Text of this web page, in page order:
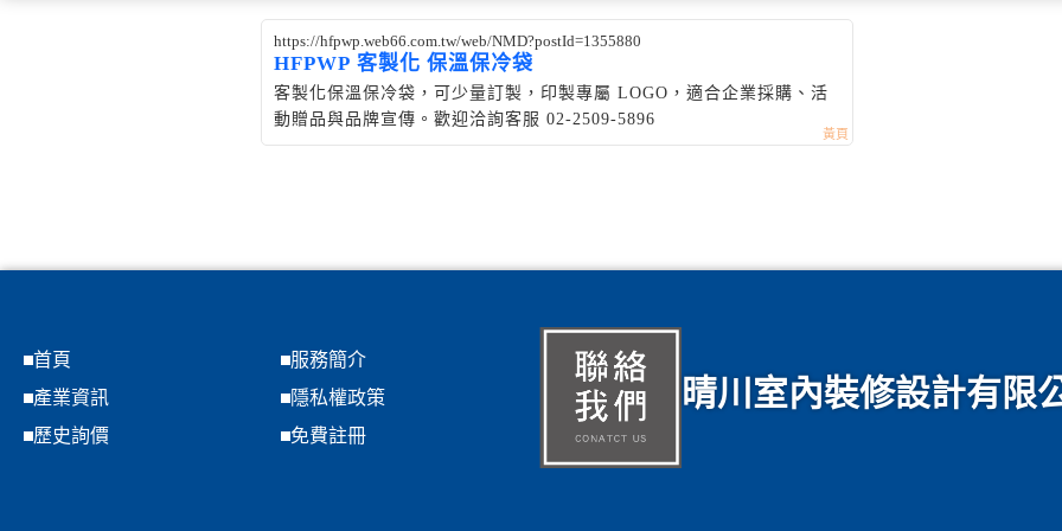
https://hfpwp.web66.com.tw/web/NMD?postId=1355880
HFPWP 客製化 保溫保冷袋
客製化保溫保冷袋，可少量訂製，印製專屬 LOGO，適合企業採購、活
動贈品與品牌宣傳。歡迎洽詢客服 02-2509-5896
首頁
服務簡介
產業資訊
隱私權政策
歷史詢價
免費註冊
晴川室內裝修設計有限